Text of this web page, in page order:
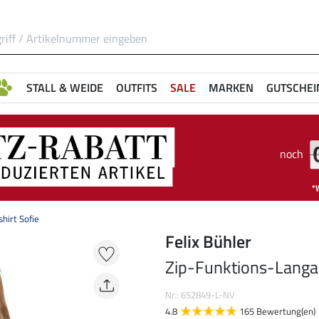
STALL & WEIDE OUTFITS SALE MARKEN
noch
Sofie
Felix Bühler
Zip-Funktions-
Nr.: 652849-L-NV
4.8
165 Bewertung(en)